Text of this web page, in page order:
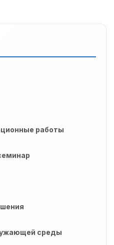
работы
среды